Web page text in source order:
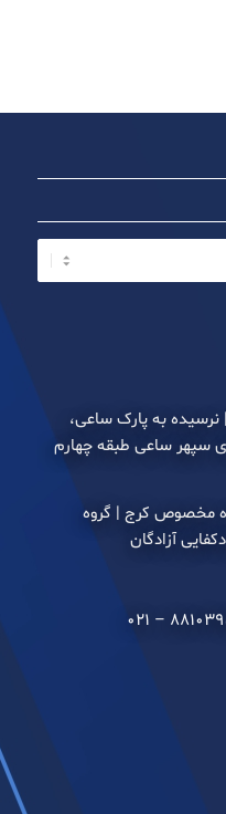
نرسیده به پارک ساعی،
سپهر ساعی طبقه چهارم
کیلومتر ۱۰ جاده مخصوص کرج | گروه
آزادگان